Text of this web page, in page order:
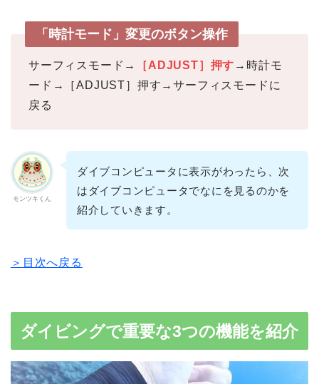
「時計モード」変更のボタン操作
サーフィスモード→ ［ADJUST］押す →時計モ
ード→［ADJUST］押す→サーフィスモードに
戻る
モンツキくん
ダイブコンピュータに表示がわったら、次
はダイブコンピュータでなにを見るのかを
紹介していきます。
＞目次へ戻る
ダイビングで重要な3つの機能を紹介